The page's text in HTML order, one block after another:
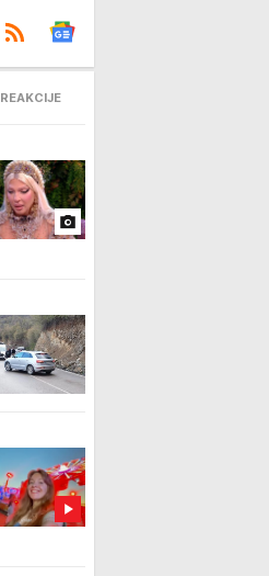
REAKCIJE